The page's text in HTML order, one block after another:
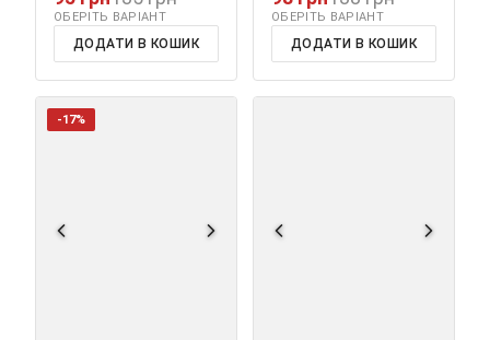
ОБЕРІТЬ ВАРІАНТ
ДОДАТИ В КОШИК
ОБЕРІТЬ ВАРІАНТ
ДОДАТИ В КОШИК
-17%